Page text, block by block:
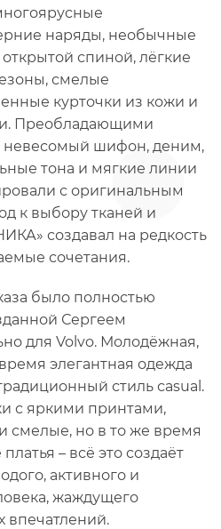
наряды, необычные
спиной, лёгкие
смелые
курточки из кожи и
Преобладающими
невесомый шифон, деним,
тона и мягкие линии
с оригинальным
к выбору тканей и
создавал на редкость
сочетания.
было полностью
Сергеем
для Volvo. Молодёжная,
элегантная одежда
стиль сasual.
с яркими принтами,
смелые, но в то же время
– всё это создаёт
активного и
жаждущего